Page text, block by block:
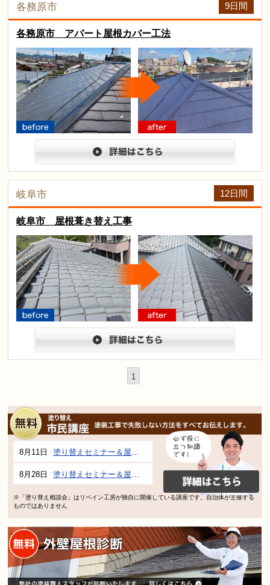
各務原市
詳細は
各務原市 アパート屋根カバー工法
9日間
before after
arrow
岐阜市
詳細は
岐阜市 屋根葺き替え工事
12日間
before after
arrow
1
8月11日 塗り替えセミナー＆屋根、外壁の塗り替え市民講座 inぎふメディアコスモス
8月28日 塗り替えセミナー＆屋根、外壁の塗り替え市民講座 inぎふメディアコスモス
※「塗り替え相談会」はリペイン工房が独自に開催している講座です。自治体が主催する
ものではありません